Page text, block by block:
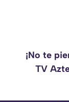
¡No te
TV